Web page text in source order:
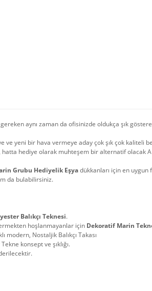
gereken aynı zaman da ofisinizde oldukça şık
ve yeni bir hava vermeye aday çok şık çok kaliteli
hatta hediye olarak muhteşem bir alternatif olacak
Grubu Hediyelik Eşyadükkanları için en
da bulabilirsiniz.
Balıkçı Teknesi.
hoşlanmayanlar için Dekoratif Marin
modern, Nostaljik Balıkçı Takası
konsept ve şıklığı.